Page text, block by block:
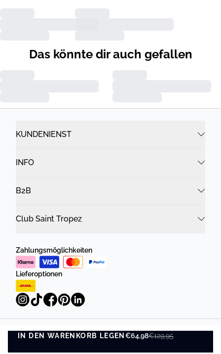
IN DEN WARENKORB LEGEN€64,98€129,95
IN DEN WARENKORB LEGEN
Das könnte dir auch gefallen
KUNDENIENST
INFO
B2B
Club Saint Tropez
Zahlungsmöglichkeiten
Lieferoptionen
Datenschutzrichtlinie Geschäftsbedingungen